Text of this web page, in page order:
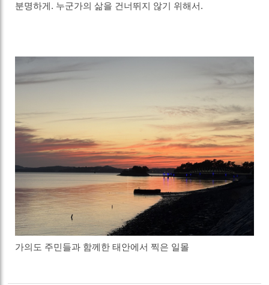
분명하게. 누군가의 삶을 건너뛰지 않기 위해서.
가의도 주민들과 함께한 태안에서 찍은 일몰